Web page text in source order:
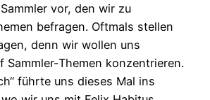
vor, den wir zu
befragen. Oftmals stellen
denn wir wollen uns
Sammler-Themen konzentrieren.
führte uns dieses Mal ins